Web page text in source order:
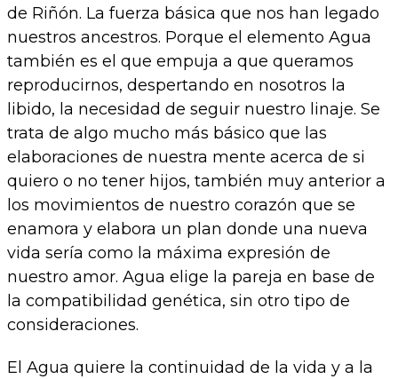
de Riñón. La fuerza básica que nos han legado
nuestros ancestros. Porque el elemento Agua
también es el que empuja a que queramos
reproducirnos, despertando en nosotros la
libido, la necesidad de seguir nuestro linaje. Se
trata de algo mucho más básico que las
elaboraciones de nuestra mente acerca de si
quiero o no tener hijos, también muy anterior a
los movimientos de nuestro corazón que se
enamora y elabora un plan donde una nueva
vida sería como la máxima expresión de
nuestro amor. Agua elige la pareja en base de
la compatibilidad genética, sin otro tipo de
consideraciones.
El Agua quiere la continuidad de la vida y a la